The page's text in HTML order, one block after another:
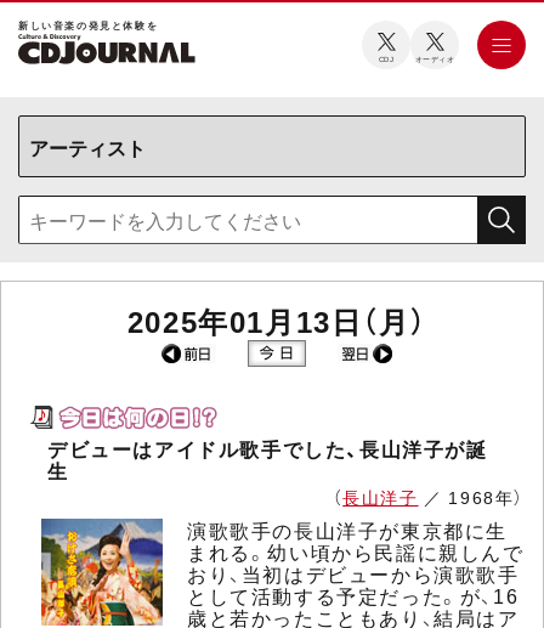
新しい⾳楽の発⾒と体験を
CDJ オーディオ
2025年01月13日（月）
デビューはアイドル歌手でした、長山洋子が誕
生
（長山洋子 ／ 1968年）
演歌歌手の長山洋子が東京都に生
まれる。幼い頃から民謡に親しんで
おり、当初はデビューから演歌歌手
として活動する予定だった。が、16
歳と若かったこともあり、結局はア